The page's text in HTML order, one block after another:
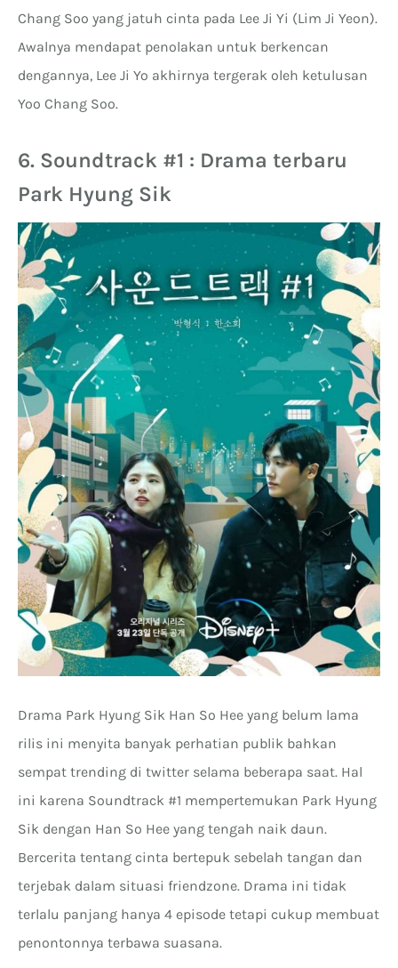
Chang Soo yang jatuh cinta pada Lee Ji Yi (Lim Ji Yeon).
Awalnya mendapat penolakan untuk berkencan
dengannya, Lee Ji Yo akhirnya tergerak oleh ketulusan
Yoo Chang Soo.
6. Soundtrack #1 : Drama terbaru
Park Hyung Sik
Drama Park Hyung Sik Han So Hee yang belum lama
rilis ini menyita banyak perhatian publik bahkan
sempat trending di twitter selama beberapa saat. Hal
ini karena Soundtrack #1 mempertemukan Park Hyung
Sik dengan Han So Hee yang tengah naik daun.
Bercerita tentang cinta bertepuk sebelah tangan dan
terjebak dalam situasi friendzone. Drama ini tidak
terlalu panjang hanya 4 episode tetapi cukup membuat
penontonnya terbawa suasana.